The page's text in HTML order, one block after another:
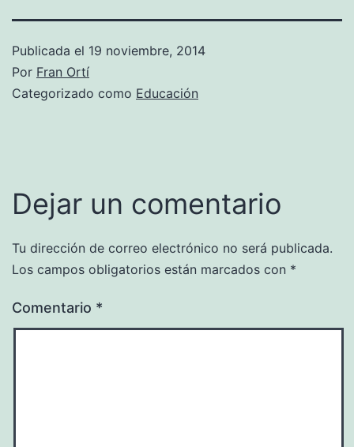
Publicada el 19 noviembre, 2014
Por Fran Ortí
Categorizado como Educación
Dejar un comentario
Tu dirección de correo electrónico no será publicada.
Los campos obligatorios están marcados con *
Comentario *